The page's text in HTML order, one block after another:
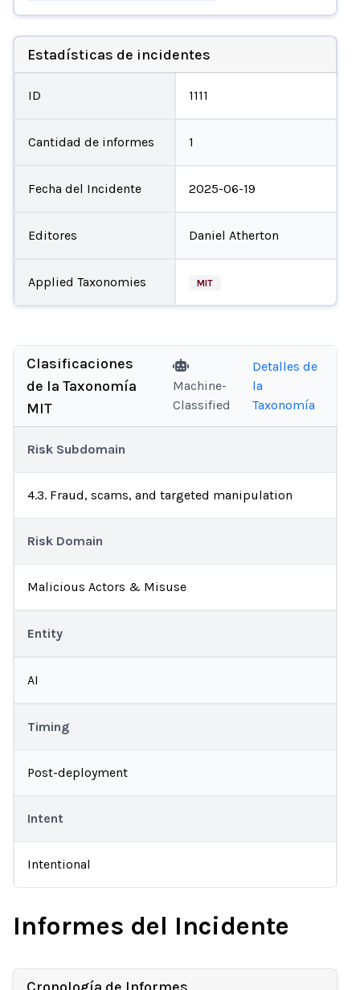
Estadísticas de incidentes
ID 1111
Cantidad de informes 1
Fecha del Incidente 2025-06-19
Editores Daniel Atherton
Applied Taxonomies MIT
Clasificaciones
de la Taxonomía
MIT
Machine-
Classified
Detalles de
la
Taxonomía
Risk Subdomain
4.3. Fraud, scams, and targeted manipulation
Risk Domain
Malicious Actors & Misuse
Entity
AI
Timing
Post-deployment
Intent
Intentional
Informes del Incidente